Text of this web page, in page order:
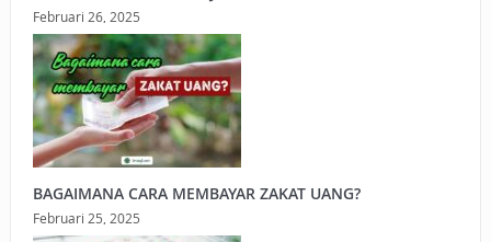
Februari 26, 2025
BAGAIMANA CARA MEMBAYAR ZAKAT UANG?
Februari 25, 2025